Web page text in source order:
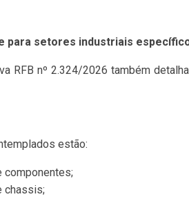
para setores industriais
RFB nº 2.324/2026 também
estão:
componentes;
chassis;